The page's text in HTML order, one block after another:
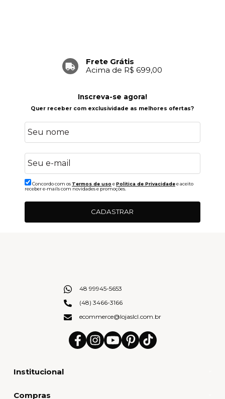
Frete Grátis
Acima de R$ 699,00
Inscreva-se agora!
Quer receber com exclusividade as melhores ofertas?
Concordo com os Termos de uso ePolitica de Privacidadee aceito
receber e-mails com novidades e promoções.
CADASTRAR
Institucional
Compras
48 99945-5653
(48) 3466-3166
ecommerce@lojaslcl.com.br